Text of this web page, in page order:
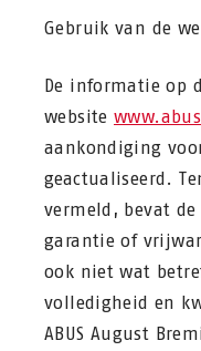
Gebruik van de
De informatie op
website
aankondiging
geactualiseerd.
vermeld, bevat
garantie of
ook niet wat
volledigheid en
ABUS August